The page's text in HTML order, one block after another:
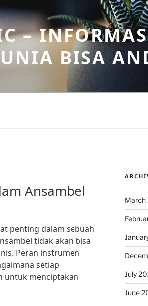
–
BISA
Ansambel
penting dalam sebuah
tidak akan bisa
Peran instrumen
setiap
untuk menciptakan
March
July
June